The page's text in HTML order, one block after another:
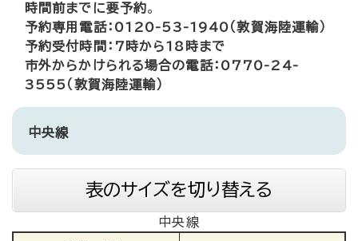
時間前までに要予約。
予約専用電話：0120-53-1940（敦賀海陸運輸）
予約受付時間：7時から18時まで
市外からかけられる場合の電話：0770-24-
3555（敦賀海陸運輸）
中央線
表のサイズを切り替える
中央線